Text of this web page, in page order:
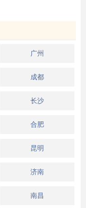
广州
成都
长沙
合肥
昆明
济南
南昌